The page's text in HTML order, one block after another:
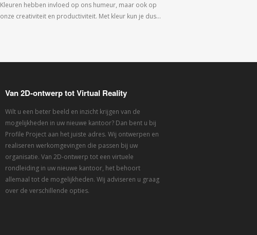
Kleuren hebben invloed op ons humeur, maar ook op
onze creativiteit en productiviteit. Met kleur kun je dus…
Van 2D-ontwerp tot Virtual Reality
Wilt u een beter beeld en inzicht krijgen van de
mogelijkheden in uw nieuwe kantoor? Dan bent u bij
Profile Project aan het juiste adres. Wij ontwerpen en
realiseren werkomgevingen die passen bij uw
organisatie. Van 2D-ontwerp tot een virtuele
rondleiding in uw nieuwe kantoor, het behoort
allemaal tot de mogelijkheden. Wij adviseren u graag
over de verschillende opties.